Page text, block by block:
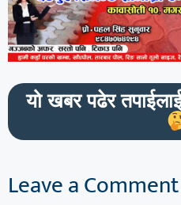
यो खबर पढेर
Leave a Comment